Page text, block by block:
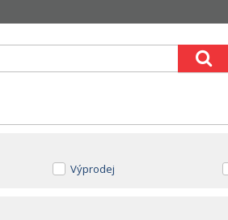
Výprodej